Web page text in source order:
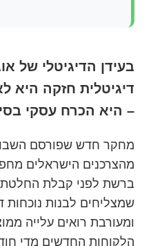
דיגיטלית חזקה היא
– היא הכרח עסקי
מהצרכנים הישראלים
ברשת לפני קבלת
שמצליחים לבנות נוכחות
הלקוחות החדשים מדי